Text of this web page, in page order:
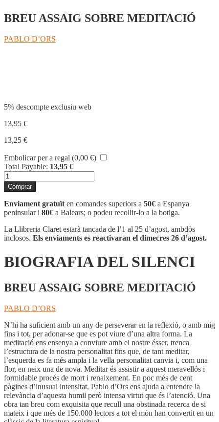
BREU ASSAIG SOBRE MEDITACIÓ
PABLO D’ORS
5% descompte exclusiu web
13,95 €
13,25 €
Embolicar per a regal (0,00 €)
Total Payable: 13,95 €
quantitat
de
BIOGRAFIA
DEL
SILENCI
Comprar
Enviament gratuït en comandes superiors a 50€ a Espanya
peninsular i 80€ a Balears; o podeu recollir-lo a la botiga.
La Llibreria Claret estarà tancada de l’1 al 25 d’agost, ambdòs
inclosos. Els enviaments es reactivaran el dimecres 26 d’agost.
BIOGRAFIA DEL SILENCI
BREU ASSAIG SOBRE MEDITACIÓ
PABLO D’ORS
N’hi ha suficient amb un any de perseverar en la reflexió, o amb mig
fins i tot, per adonar-se que es pot viure d’una altra forma. La
meditació ens ensenya a conviure amb el nostre ésser, trenca
l’estructura de la nostra personalitat fins que, de tant meditar,
l’esquerda es fa més ampla i la vella personalitat canvia i, com una
flor, en neix una de nova. Meditar és assistir a aquest meravellós i
formidable procés de mort i renaixement. En poc més de cent
pàgines d’inusual intensitat, Pablo d’Ors ens ajuda a entendre la
relevància d’aquesta humil però intensa virtut que és l’atenció. Una
obra tan breu com exquisita que recull una obstinada recerca de si
mateix i que més de 150.000 lectors a tot el món han convertit en un